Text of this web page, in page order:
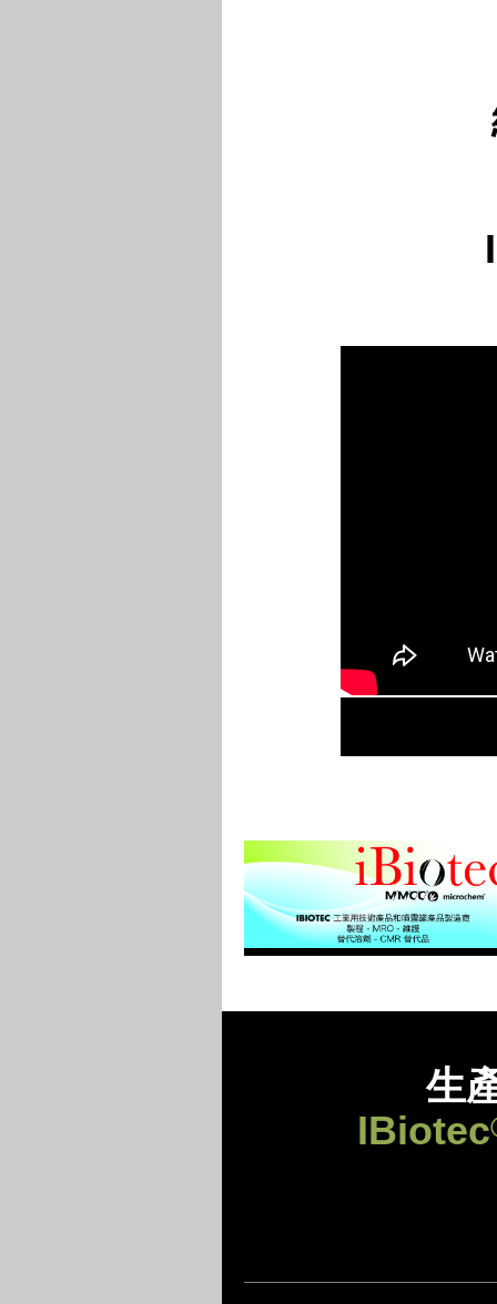
生
IBiotec